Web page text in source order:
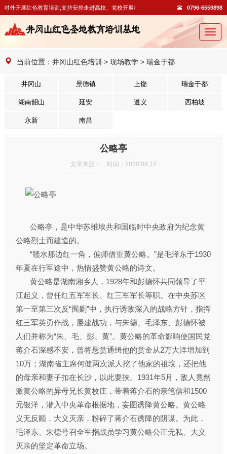
外开展红色教育培训,支持安排走进高校、党校开展教学活动。 0796-6559898
切
换
当前位置： 井冈山红色培训 > 现场教学> 瑞金于都
井冈山 景德镇 上饶 瑞金于都
湖南韶山 延安 遵义 西柏坡
永新 南昌
公略亭
文章来源： 时间：2020.08.12
公略亭，是中华苏维埃共和国临时中央政府为纪念黄
公略烈士而建造的。
“赣水那边红一角，偏师借重黄公略。”是毛泽东于1930
年夏在行军途中，热情盛赞黄公略的诗文。
黄公略是湖南湘乡人，1928年和彭德怀共同领导了平
江起义，曾任红五军军长、红三军军长等职。在中央苏区
第一至第三次反“围剿”中，执行诱敌深入的战略方针，指挥
红三军英勇作战，屡建战功，与朱德、毛泽东、彭德怀被
人们并称为“朱、毛、彭、黄”。黄公略的革命影响使国民党
蒋介石深感不安，曾将悬赏通缉他的赏金从2万大洋增加到
10万；湖南省主席何健两次派人挖了他家的祖坟，还把他
的母亲和妻子扣在长沙，以此要挟。1931年5月，敌人竟然
派黄公略的异母兄长黄枚庄，带着蒋介石的亲笔信和1500
元银洋，潜入中央革命根据地，妄图诱降黄公略。黄公略
义无反顾，大义灭亲，粉碎了蒋介石诱降的阴谋。为此，
毛泽东、朱德号召全军指战员学习黄公略公正无私、大义
灭亲的坚定革命立场。